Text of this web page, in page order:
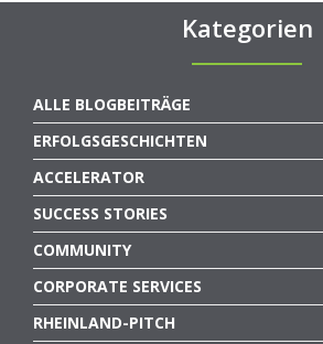
Kategorien
ALLE BLOGBEITRÄGE
ERFOLGSGESCHICHTEN
ACCELERATOR
SUCCESS STORIES
COMMUNITY
CORPORATE SERVICES
RHEINLAND-PITCH